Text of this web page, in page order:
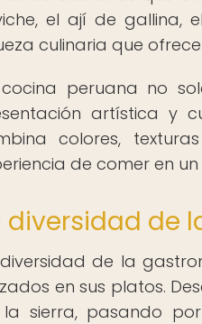
el ají de gallina,
culinaria que
peruana no
artística y
colores,
de comer en
diversidad de
de la
en sus platos.
sierra, pasando